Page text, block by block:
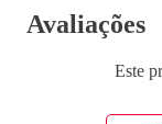
Avaliações
Este